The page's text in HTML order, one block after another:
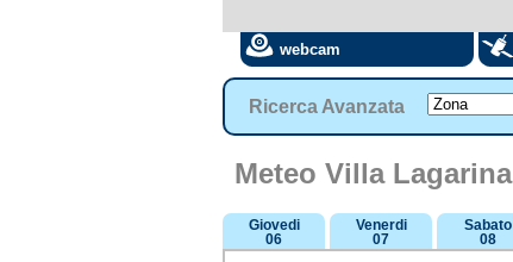
webcam
Ricerca Avanzata
Meteo Villa Lagarina
Giovedi
06
Venerdi
07
Sabato
08